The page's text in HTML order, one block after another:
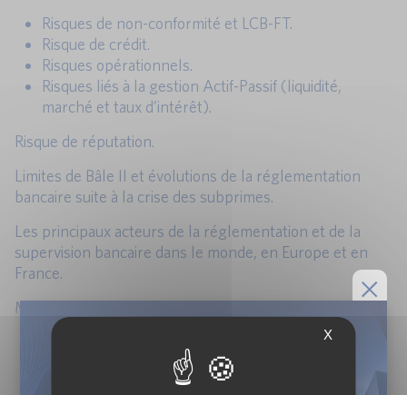
Risques de non-conformité et LCB-FT.
Risque de crédit.
Risques opérationnels.
Risques liés à la gestion Actif-Passif (liquidité,
marché et taux d’intérêt).
Risque de réputation.
Limites de Bâle II et évolutions de la réglementation
bancaire suite à la crise des subprimes.
Les principaux acteurs de la réglementation et de la
supervision bancaire dans le monde, en Europe et en
France.
Mise en perspective de la réglementation :
La lutte contre le blanchiment des capitaux et le
financement du terrorisme.
X